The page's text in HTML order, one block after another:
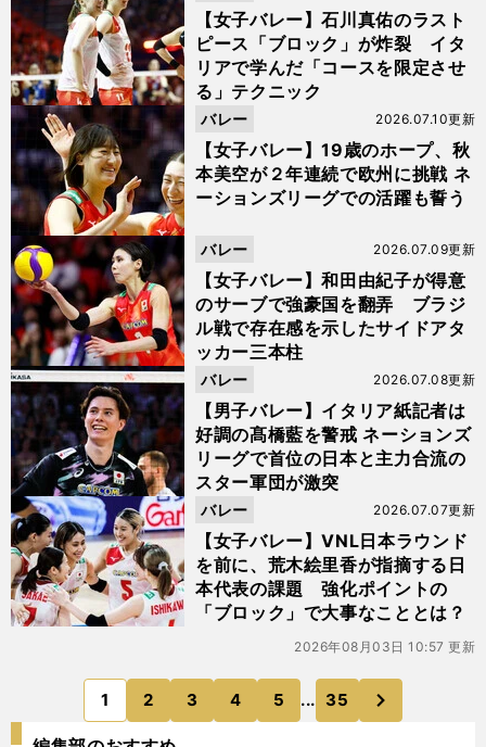
【女子バレー】石川真佑のラスト
ピース「ブロック」が炸裂 イタ
リアで学んだ「コースを限定させ
る」テクニック
【女子バレー】19歳のホープ、秋
本美空が２年連続で欧州に挑戦 ネ
ーションズリーグでの活躍も誓う
2026.07.10更新
バレー
【女子バレー】和田由紀子が得意
のサーブで強豪国を翻弄 ブラジ
ル戦で存在感を示したサイドアタ
ッカー三本柱
2026.07.09更新
バレー
【男子バレー】イタリア紙記者は
好調の髙橋藍を警戒 ネーションズ
リーグで首位の日本と主力合流の
スター軍団が激突
2026.07.08更新
バレー
【女子バレー】VNL日本ラウンド
を前に、荒木絵里香が指摘する日
本代表の課題 強化ポイントの
「ブロック」で大事なこととは？
2026.07.07更新
バレー
2026年08月03日 10:57 更新
1 2 3 4 5 ... 35